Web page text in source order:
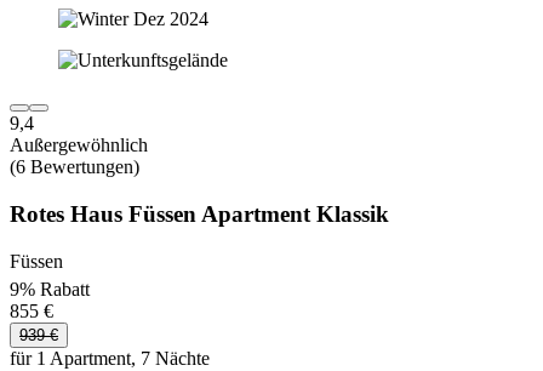
9,4
Außergewöhnlich
(6 Bewertungen)
Rotes Haus Füssen Apartment Klassik
Füssen
9% Rabatt
855 €
939 €
für 1 Apartment, 7 Nächte